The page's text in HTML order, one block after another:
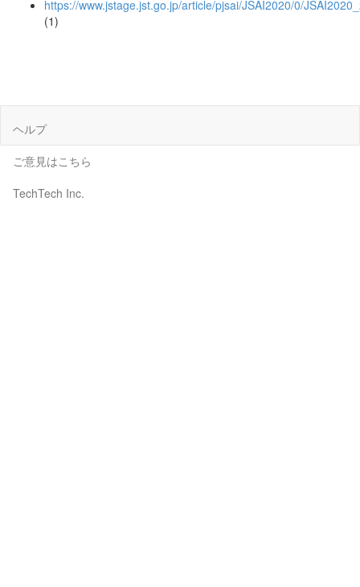
https://www.jstage.jst.go.jp/article/pjsai/JSAI2020/0/
(1)
ヘルプ
ご意見はこちら
TechTech Inc.